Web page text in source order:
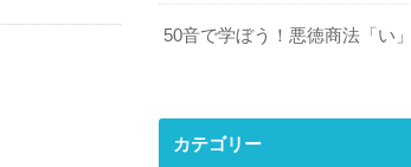
50音で学ぼう！悪徳商法「い」
カテゴリー